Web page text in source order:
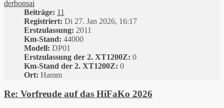
derbonsai
Beiträge: 11
Registriert: Di 27. Jan 2026, 16:17
Erstzulassung: 2011
Km-Stand: 44000
Modell: DP01
Erstzulassung der 2. XT1200Z: 0
Km-Stand der 2. XT1200Z: 0
Ort: Hamm
Re: Vorfreude auf das HiFaKo 2026